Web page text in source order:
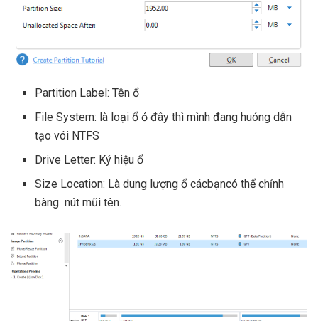
Partition Label: Tên ổ
File System: là loại ổ ỏ đây thì mình đang huóng dẫn
tạo vói NTFS
Drive Letter: Ký hiệu ổ
Size Location: Là dung lượng ổ cácbạncó thể chỉnh
bàng nút mũi tên.